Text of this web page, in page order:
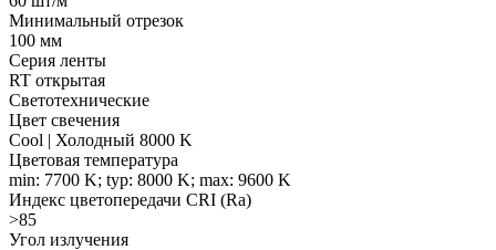
Минимальный отрезок
100 мм
Серия ленты
RT открытая
Светотехнические
Цвет свечения
Cool | Холодный 8000 K
Цветовая температура
min: 7700 K; typ: 8000 K; max: 9600 K
Индекс цветопередачи CRI (Ra)
>85
Угол излучения